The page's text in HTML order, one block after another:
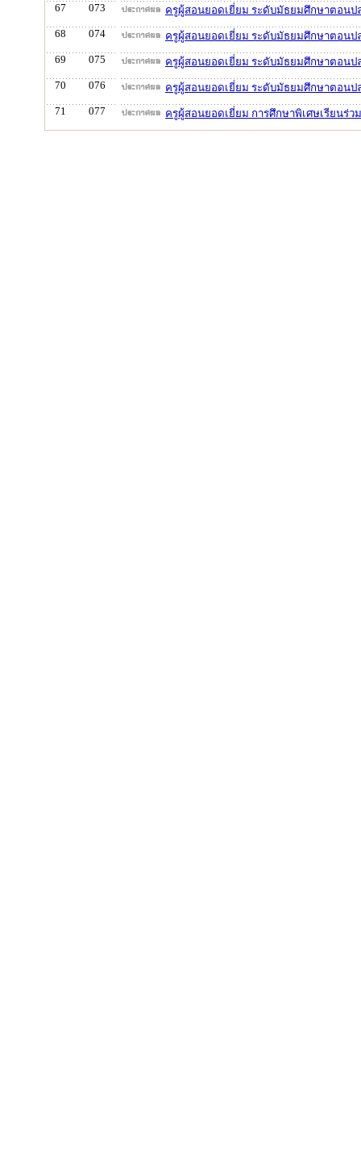
67 073
ครูผู้สอนยอดเยี่ยม ระดับมัธยมศึกษาตอนป
68
074
ครูผู้สอนยอดเยี่ยม ระดับมัธยมศึกษาตอนป
69
075
ครูผู้สอนยอดเยี่ยม ระดับมัธยมศึกษาตอนป
70
076
ครูผู้สอนยอดเยี่ยม ระดับมัธยมศึกษาตอนป
71
077 ครูผู้สอนยอดเยี่ยม การศึกษาพิเศษเรียนร่ว